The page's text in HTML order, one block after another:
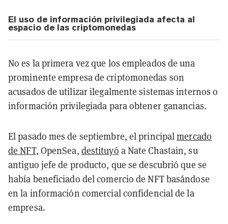
El uso de información privilegiada afecta al
espacio de las criptomonedas
No es la primera vez que los empleados de una
prominente empresa de criptomonedas son
acusados de utilizar ilegalmente sistemas internos o
información privilegiada para obtener ganancias.
El pasado mes de septiembre, el principalmercado
de NFT, OpenSea, destituyó a Nate Chastain, su
antiguo jefe de producto, que se descubrió que se
había beneficiado del comercio de NFT basándose
en la información comercial confidencial de la
empresa.